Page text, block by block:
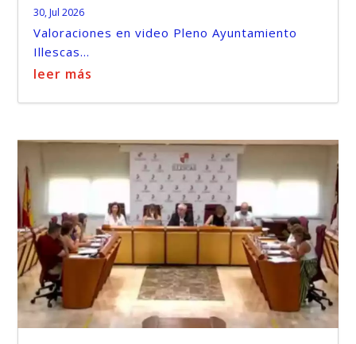
30, Jul 2026
Valoraciones en video Pleno Ayuntamiento
Illescas...
leer más